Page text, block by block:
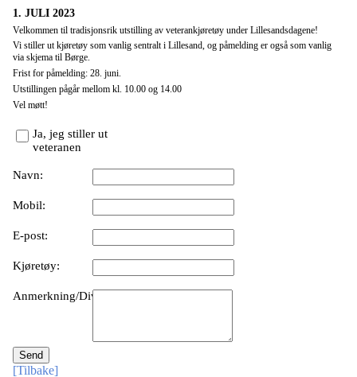
1. JULI 2023
Velkommen til tradisjonsrik utstilling av veterankjøretøy under Lillesandsdagene!
Vi stiller ut kjøretøy som vanlig sentralt i Lillesand, og påmelding er også som vanlig
via skjema til Børge.
Frist for påmelding: 28. juni.
Utstillingen pågår mellom kl. 10.00 og 14.00
Vel møtt!
Ja, jeg stiller ut
veteranen
Navn:
Mobil:
E-post:
Kjøretøy:
Anmerkning/Diverse:
[Tilbake]